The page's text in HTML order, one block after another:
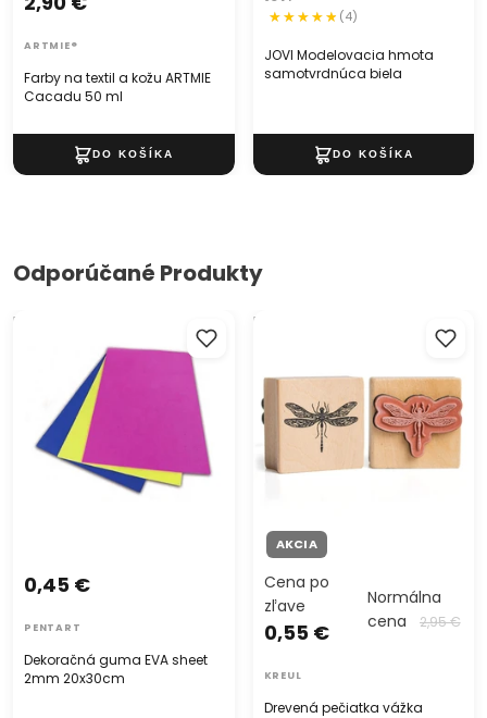
Farby na textil a kožu ARTMIE
Cacadu 50 ml
ARTMIE®
JOVI Modelovacia hmota
samotvrdnúca biela
(4)
Odporúčané Produkty
Dekoračná guma EVA sheet
2mm 20x30cm
Dekoračná guma EVA sheet
2mm 20x30cm
0,45 €
PENTART
Drevená pečiatka vážka
AKCIA
Drevená pečiatka vážka
Cena po
zľave
0,55 €
Normálna
cena
2,95 €
KREUL